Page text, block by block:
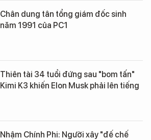
Chân dung tân tổng giám đốc sinh
năm 1991 của PC1
Thiên tài 34 tuổi đứng sau "bom tấn"
Kimi K3 khiến Elon Musk phải lên tiếng
Nhậm Chính Phi: Người xây "đế chế